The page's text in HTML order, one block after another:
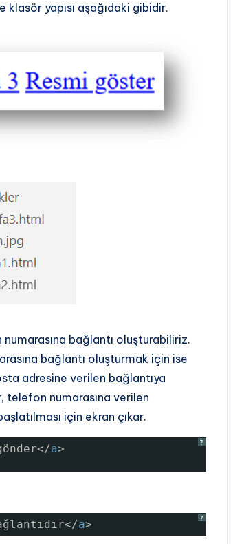
klasör yapısı aşağıdaki gibidir.
bağlantı oluşturabiliriz.
bağlantı oluşturmak için ise
adresine verilen bağlantıya
telefon numarasına verilen
için ekran çıkar.
?
a>
?
a>